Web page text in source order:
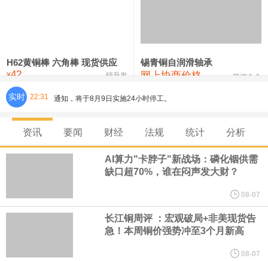
氯化镍 38,300—40,300 39,300 0
H62黄铜棒 六角棒 现货供应
¥42 锦升发
锡青铜自润滑轴承
网上协商价格 芜湖合金
实时 22:31 8月7日，宇树科技董事长王兴兴网上路演时表示，报告期内，公司
研发费用金额分别为4,995.18万元、7,001.70万元、14,496.56万
元，最近3年复合增长率达70.36%，呈快速增长趋势，并形成多项
（含境内发明专利20项）。
资讯 要闻 财经 法规 统计 分析
AI算力"卡脖子"新战场：磷化铟供需
缺口超70%，谁在闷声发大财？
08-07
长江铜周评 ：宏观破局+非美现货告
急！本周铜价强势冲至3个月新高
08-07